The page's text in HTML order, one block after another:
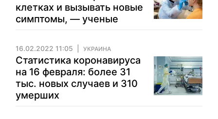
клетках и вызывать новые
симптомы, — ученые
16.02.2022 11:05 УКРАИНА
Статистика коронавируса
на 16 февраля: более 31
тыс. новых случаев и 310
умерших